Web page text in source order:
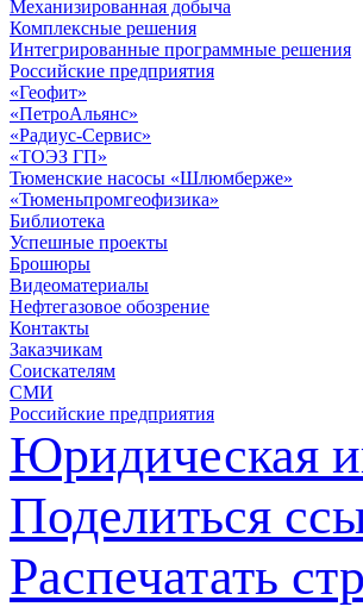
Механизированная добыча
Комплексные решения
Интегрированные программные решения
Российские предприятия
«Геофит»
«ПетроАльянс»
«Радиус-Сервис»
«ТОЭЗ ГП»
Тюменские насосы «Шлюмберже»
«Тюменьпромгеофизика»
Библиотека
Успешные проекты
Брошюры
Видеоматериалы
Нефтегазовое обозрение
Контакты
Заказчикам
Соискателям
СМИ
Российские предприятия
Юридическая
Поделиться
Распечатать